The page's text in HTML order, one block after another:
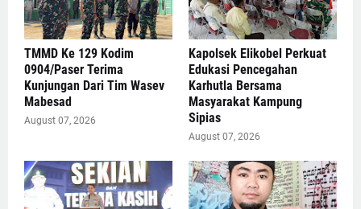
TMMD Ke 129 Kodim
0904/Paser Terima
Kunjungan Dari Tim Wasev
Mabesad
August 07, 2026
Kapolsek Elikobel Perkuat
Edukasi Pencegahan
Karhutla Bersama
Masyarakat Kampung
Sipias
August 07, 2026